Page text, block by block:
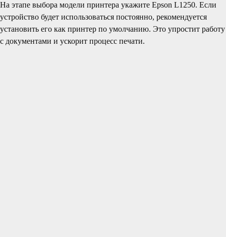
На этапе выбора модели принтера укажите Epson L1250. Если
устройство будет использоваться постоянно, рекомендуется
установить его как принтер по умолчанию. Это упростит работу
с документами и ускорит процесс печати.